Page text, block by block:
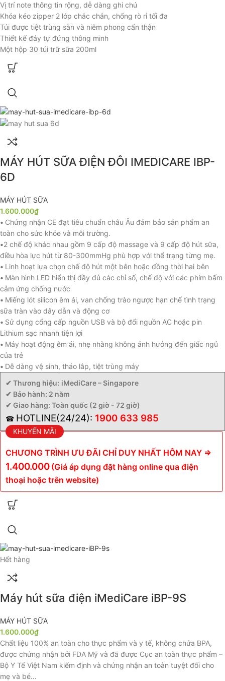
Vị trí note thông tin rộng, dễ dàng ghi chú
Khóa kéo zipper 2 lớp chắc chắn, chống rò rỉ tối đa
Túi được tiệt trùng sẵn và niêm phong cẩn thận
Thiết kế đáy tự đứng thông minh
Một hộp 30 túi trữ sữa 200ml
MÁY HÚT SỮA ĐIỆN ĐÔI IMEDICARE IBP-
6D
MÁY HÚT SỮA
1.600.000₫
• Chứng nhận CE đạt tiêu chuẩn châu Âu đảm bảo sản phẩm an
toàn cho sức khỏe và môi trường.
•2 chế độ khác nhau gồm 9 cấp độ massage và 9 cấp độ hút sữa,
điều hòa lực hút từ 80-300mmHg phù hợp với thể trạng từng mẹ.
• Linh hoạt lựa chọn chế độ hút một bên hoặc đồng thời hai bên
• Màn hình LED hiển thị đầy đủ các chỉ số, chế độ với các phím bấm
cảm ứng chống nước
• Miếng lót silicon êm ái, van chống trào ngược hạn chế tình trạng
sữa tràn vào dây dẫn và động cơ
• Sử dụng cổng cấp nguồn USB và bộ đổi nguồn AC hoặc pin
Lithium sạc nhanh tiện lợi
• Máy hoạt động êm ái, nhẹ nhàng không ảnh hưởng đến giấc ngủ
của trẻ
• Dễ dàng vệ sinh, tháo lắp, tiệt trùng máy
✔ Thương hiệu: iMediCare – Singapore
✔ Bảo hành: 2 năm
✔ Giao hàng: Toàn quốc (2 giờ - 72 giờ)
☎ HOTLINE(24/24): 1900 633 985
KHUYẾN MÃI
CHƯƠNG TRÌNH ƯU ĐÃI CHỈ DUY NHẤT HÔM NAY =>
1.400.000 (Giá áp dụng đặt hàng online qua điện
thoại hoặc trên website)
Hết hàng
Máy hút sữa điện iMediCare iBP-9S
MÁY HÚT SỮA
1.600.000₫
Chất liệu 100% an toàn cho thực phẩm và y tế, không chứa BPA,
được chứng nhận bởi FDA Mỹ và đã được Cục an toàn thực phẩm –
Bộ Y Tế Việt Nam kiểm định và chứng nhận an toàn tuyệt đối cho
mẹ và bé...